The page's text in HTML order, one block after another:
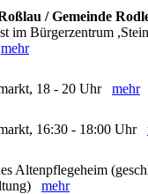
/ Gemeinde
im Bürgerzentrum
mehr
18 - 20 Uhr mehr
16:30 - 18:00 Uhr
Altenpflegeheim
mehr